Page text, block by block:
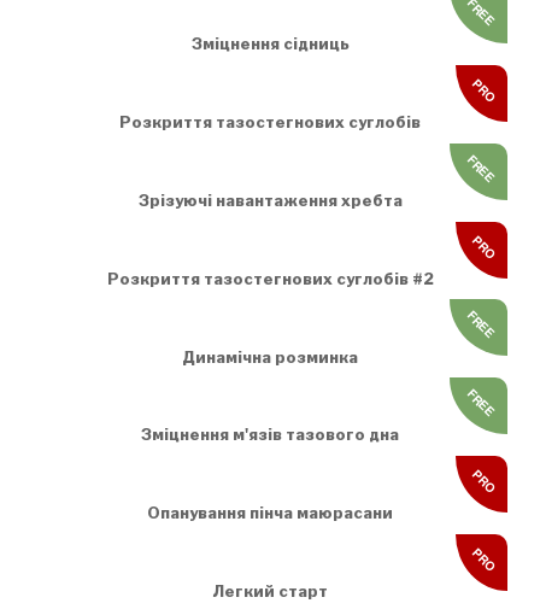
Зміцнення сідниць
FREE
Розкриття тазостегнових суглобів
PRO
Зрізуючі навантаження хребта
FREE
Розкриття тазостегнових суглобів #2
PRO
Динамічна розминка
FREE
Зміцнення м'язів тазового дна
FREE
Опанування пінча маюрасани
PRO
Легкий старт
PRO